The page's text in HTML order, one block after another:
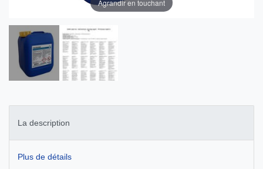
Agrandir en touchant
La description
Plus de détails